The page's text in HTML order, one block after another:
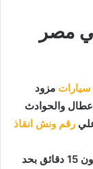
مصر
سيارات مزود
والحوادث
رقم ونش انقاذ
في غضون 15 دقائق بحد